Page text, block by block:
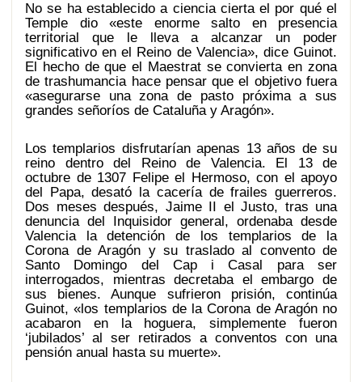
No se ha establecido a ciencia cierta el por qué el
Temple dio «este enorme salto en presencia
territorial que le lleva a alcanzar un poder
significativo en el Reino de Valencia», dice Guinot.
El hecho de que el Maestrat se convierta en zona
de trashumancia hace pensar que el objetivo fuera
«asegurarse una zona de pasto próxima a sus
grandes señoríos de Cataluña y Aragón».
Los templarios disfrutarían apenas 13 años de su
reino dentro del Reino de Valencia. El 13 de
octubre de 1307 Felipe el Hermoso, con el apoyo
del Papa, desató la cacería de frailes guerreros.
Dos meses después, Jaime II el Justo, tras una
denuncia del Inquisidor general, ordenaba desde
Valencia la detención de los templarios de la
Corona de Aragón y su traslado al convento de
Santo Domingo del Cap i Casal para ser
interrogados, mientras decretaba el embargo de
sus bienes. Aunque sufrieron prisión, continúa
Guinot, «los templarios de la Corona de Aragón no
acabaron en la hoguera, simplemente fueron
‘jubilados’ al ser retirados a conventos con una
pensión anual hasta su muerte».